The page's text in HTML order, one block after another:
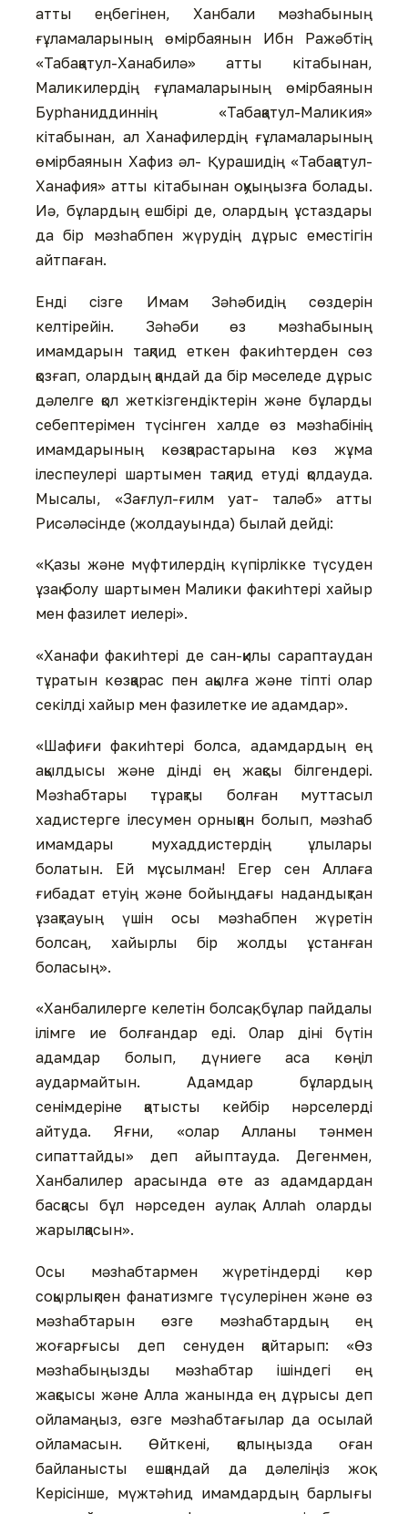
атты еңбегінен, Ханбали мәзһабының
ғұламаларының өмірбаянын Ибн Ражәбтің
«Табақатул-Ханабилә» атты кітабынан,
Маликилердің ғұламаларының өмірбаянын
Бурһаниддиннің «Табақатул-Маликия»
кітабынан, ал Ханафилердің ғұламаларының
өмірбаянын Хафиз әл- Қурашидің «Табақатул-
Ханафия» атты кітабынан оқуыңызға болады.
Иә, бұлардың ешбірі де, олардың ұстаздары
да бір мәзһабпен жүрудің дұрыс еместігін
айтпаған.
Енді сізге Имам Зәһәбидің сөздерін
келтірейін. Зәһәби өз мәзһабының
имамдарын тақлид еткен факиһтерден сөз
қозғап, олардың қандай да бір мәселеде дұрыс
дәлелге қол жеткізгендіктерін және бұларды
себептерімен түсінген халде өз мәзһабінің
имамдарының көзқарастарына көз жұма
ілеспеулері шартымен тақлид етуді қолдауда.
Мысалы, «Зағлул-ғилм уат- таләб» атты
Рисәләсінде (жолдауында) былай дейді:
«Қазы және мүфтилердің күпірлікке түсуден
ұзақ болу шартымен Малики факиһтері хайыр
мен фазилет иелері».
«Ханафи факиһтері де сан-қилы сараптаудан
тұратын көзқарас пен ақылға және тіпті олар
секілді хайыр мен фазилетке ие адамдар».
«Шафиғи факиһтері болса, адамдардың ең
ақылдысы және дінді ең жақсы білгендері.
Мәзһабтары тұрақты болған муттасыл
хадистерге ілесумен орныққан болып, мәзһаб
имамдары мухаддистердің ұлылары
болатын. Ей мұсылман! Егер сен Аллаға
ғибадат етуің және бойыңдағы надандықтан
ұзақтауың үшін осы мәзһабпен жүретін
болсаң, хайырлы бір жолды ұстанған
боласың».
«Ханбалилерге келетін болсақ, бұлар пайдалы
ілімге ие болғандар еді. Олар діні бүтін
адамдар болып, дүниеге аса көңіл
аудармайтын. Адамдар бұлардың
сенімдеріне қатысты кейбір нәрселерді
айтуда. Яғни, «олар Алланы тәнмен
сипаттайды» деп айыптауда. Дегенмен,
Ханбалилер арасында өте аз адамдардан
басқасы бұл нәрседен аулақ. Аллаһ оларды
жарылқасын».
Осы мәзһабтармен жүретіндерді көр
соқырлықпен фанатизмге түсулерінен және өз
мәзһабтарын өзге мәзһабтардың ең
жоғарғысы деп сенуден қайтарып: «Өз
мәзһабыңызды мәзһабтар ішіндегі ең
жақсысы және Алла жанында ең дұрысы деп
ойламаңыз, өзге мәзһабтағылар да осылай
ойламасын. Өйткені, қолыңызда оған
байланысты ешқандай да дәлеліңіз жоқ.
Керісінше, мүжтәһид имамдардың барлығы